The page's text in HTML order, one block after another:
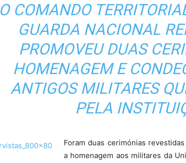
O COMANDO
GUARDA NACIONAL
PROMOVEU DUAS
HOMENAGEM E
ANTIGOS MILITARES
PELA
Foram duas cerimónias
a homenagem aos militares da